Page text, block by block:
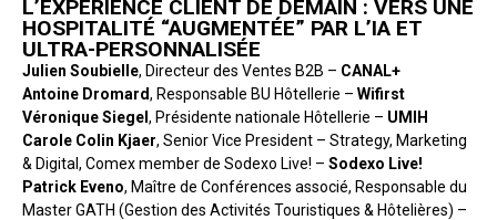
L’EXPÉRIENCE CLIENT DE DEMAIN : VERS UNE
HOSPITALITÉ “AUGMENTÉE” PAR L’IA ET
ULTRA-PERSONNALISÉE
Julien Soubielle, Directeur des Ventes B2B – CANAL+
Antoine Dromard, Responsable BU Hôtellerie – Wifirst
Véronique Siegel , Présidente nationale Hôtellerie – UMIH
Carole Colin Kjaer, Senior Vice President – Strategy, Marketing
& Digital, Comex member de Sodexo Live! – Sodexo Live!
Patrick Eveno, Maître de Conférences associé, Responsable du
Master GATH (Gestion des Activités Touristiques & Hôtelières) –